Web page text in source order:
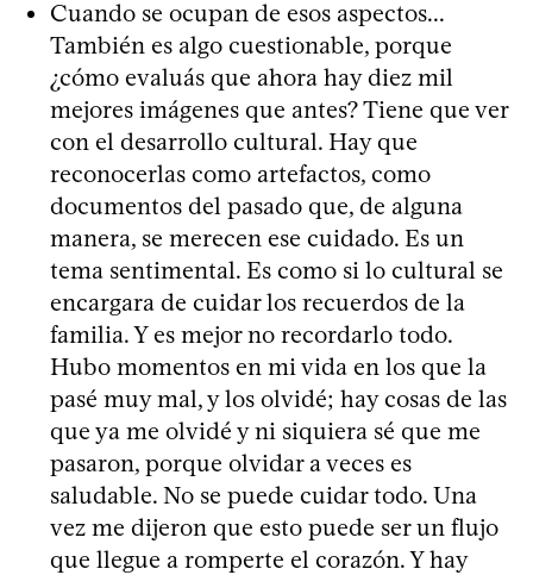
Cuando se ocupan de esos aspectos...
También es algo cuestionable, porque
¿cómo evaluás que ahora hay diez mil
mejores imágenes que antes? Tiene que ver
con el desarrollo cultural. Hay que
reconocerlas como artefactos, como
documentos del pasado que, de alguna
manera, se merecen ese cuidado. Es un
tema sentimental. Es como si lo cultural se
encargara de cuidar los recuerdos de la
familia. Y es mejor no recordarlo todo.
Hubo momentos en mi vida en los que la
pasé muy mal, y los olvidé; hay cosas de las
que ya me olvidé y ni siquiera sé que me
pasaron, porque olvidar a veces es
saludable. No se puede cuidar todo. Una
vez me dijeron que esto puede ser un flujo
que llegue a romperte el corazón. Y hay